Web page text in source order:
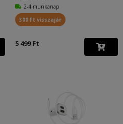
2-4 munkanap
300 Ft visszajár
5 499 Ft